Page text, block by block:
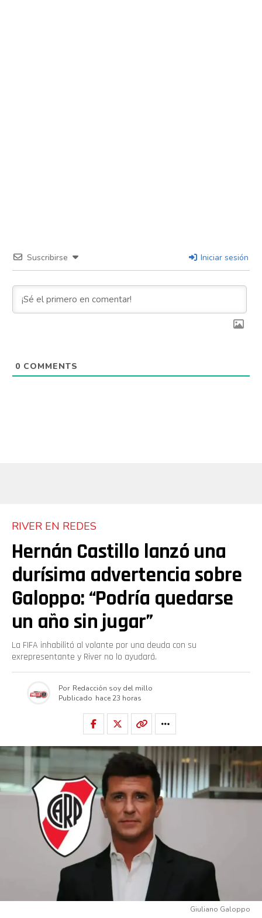
Suscribirse Iniciar sesión
0 COMMENTS
RIVER EN REDES
Hernán Castillo lanzó una
durísima advertencia sobre
Galoppo: “Podría quedarse
un año sin jugar”
La FIFA inhabilitó al volante por una deuda con su
exrepresentante y River no lo ayudará.
Por Redacción soy del millo
Publicado hace 23 horas
Giuliano Galoppo